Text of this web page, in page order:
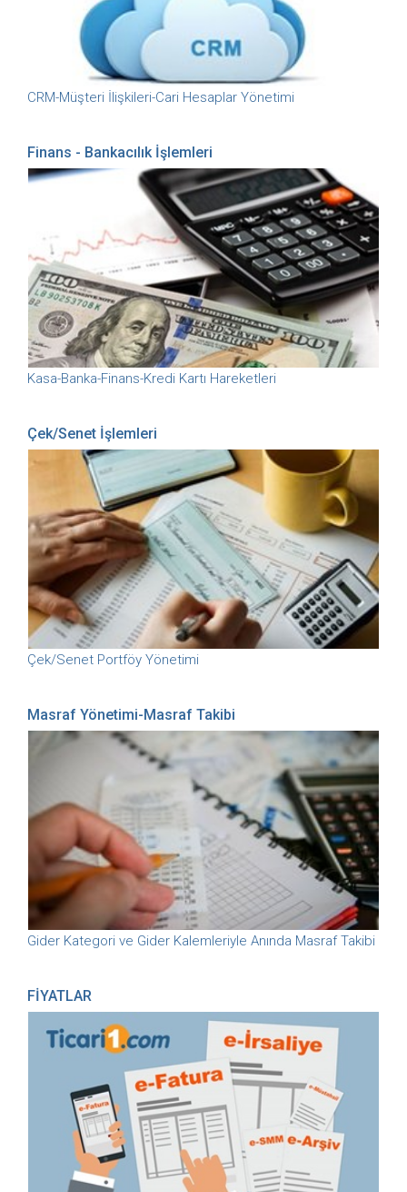
CRM-Müşteri İlişkileri-Cari Hesaplar Yönetimi
Finans - Bankacılık İşlemleri
Kasa-Banka-Finans-Kredi Kartı Hareketleri
Çek/Senet İşlemleri
Çek/Senet Portföy Yönetimi
Masraf Yönetimi-Masraf Takibi
Gider Kategori ve Gider Kalemleriyle Anında Masraf Takibi
FİYATLAR